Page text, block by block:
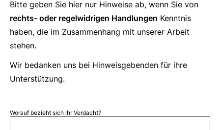
Bitte geben Sie hier nur Hinweise ab, wenn Sie von
rechts- oder regelwidrigen Handlungen Kenntnis
haben, die im Zusammenhang mit unserer Arbeit
stehen.
Wir bedanken uns bei Hinweisgebenden für ihre
Unterstützung.
Worauf bezieht sich ihr Verdacht?